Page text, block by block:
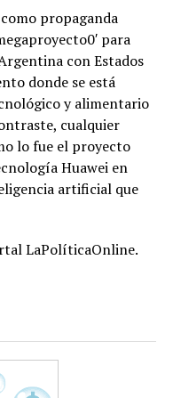
propaganda
para
con Estados
donde se está
y alimentario
cualquier
lo fue el proyecto
Huawei en
artificial que
LaPolíticaOnline.